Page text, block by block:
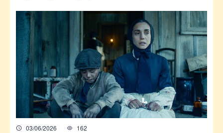
như những con người có phẩm giá, chứ
không phải những con số. Ngài lên án nạn
buôn người, sự thờ ơ và những bất công
khiến nhiều người phải liều mạng rời bỏ
quê hương. Đồng thời, ngài cảm ơn những
người đang cứu giúp và đồng hành với
người di cư và kêu gọi xây dựng các chính
sách nhân bản, an toàn và liên đới hơn.
03/06/2026 162